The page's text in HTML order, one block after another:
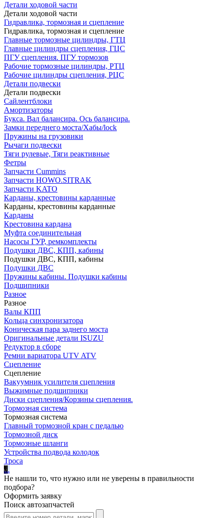
Детали ходовой части
Детали ходовой части
Гидравлика, тормозная и сцепление
Гидравлика, тормозная и сцепление
Главные тормозные цилиндры, ГТЦ
Главные цилиндры сцепления, ГЦС
ПГУ сцепления. ПГУ тормозов
Рабочие тормозные цилиндры, РТЦ
Рабочие цилиндры сцепления, РЦС
Детали подвески
Детали подвески
Cайлентблоки
Амортизаторы
Букса. Вал балансира. Ось балансира.
Замки переднего моста/Хабы/lock
Пружины на грузовики
Рычаги подвески
Тяги рулевые, Тяги реактивные
Фетры
Запчасти Cummins
Запчасти HOWO.SITRAK
Запчасти KATO
Карданы, крестовины карданные
Карданы, крестовины карданные
Карданы
Крестовина кардана
Муфта соединительная
Насосы ГУР, ремкомплекты
Подушки ДВС, КПП, кабины
Подушки ДВС, КПП, кабины
Подушки ДВС
Пружины кабины. Подушки кабины
Подшипники
Разное
Разное
Валы КПП
Кольца синхронизатора
Коническая пара заднего моста
Оригинальные детали ISUZU
Редуктор в сборе
Ремни вариатора UTV ATV
Сцепление
Сцепление
Вакуумник усилителя сцепления
Выжимные подшипники
Диски сцепления/Корзины сцепления.
Тормозная система
Тормозная система
Главный тормозной кран с педалью
Тормозной диск
Тормозные шланги
Устройства подвода колодок
Троса
...
Не нашли то, что нужно или не уверены в правильности
подбора?
Оформить заявку
Поиск автозапчастей